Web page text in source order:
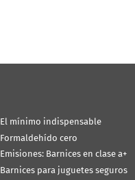
El mínimo indispensable
Formaldehído cero
Emisiones: Barnices en clase a+
Barnices para juguetes seguros